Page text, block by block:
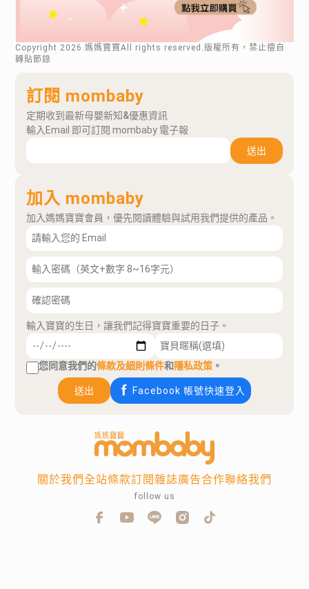
Copyright 2026 .媽媽寶寶All rights reserved.版權所有，禁止擅自
轉貼節錄
訂閱 mombaby
定期收到最新母嬰新知&優惠資訊
輸入Email 即可訂閱 mombaby 電子報
送出
加入 mombaby
加入媽媽寶寶會員，優先閱讀體驗與試用我們提供的產品。
輸入寶寶的生日，讓我們記得寶寶重要的日子。
您同意我們的條款及細則條件和隱私政策 。
送出 Facebook 帳號快速登入
關於我們全站條款訂閱雜誌廣告合作聯絡我們
follow us